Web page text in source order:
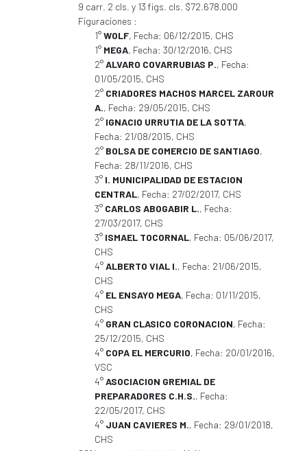
9 carr. 2 cls. y 13 figs. cls. $72.678.000
Figuraciones :
1°WOLF, Fecha: 06/12/2015, CHS
1° MEGA, Fecha: 30/12/2016, CHS
2°ALVARO COVARRUBIAS P., Fecha:
01/05/2015, CHS
2° CRIADORES MACHOS MARCEL ZAROUR
A., Fecha: 29/05/2015, CHS
2° IGNACIO URRUTIA DE LA SOTTA,
Fecha: 21/08/2015, CHS
2° BOLSA DE COMERCIO DE SANTIAGO,
Fecha: 28/11/2016, CHS
3° I. MUNICIPALIDAD DE ESTACION
CENTRAL, Fecha: 27/02/2017, CHS
3° CARLOS ABOGABIR L., Fecha:
27/03/2017, CHS
3° ISMAEL TOCORNAL, Fecha: 05/06/2017,
CHS
4°ALBERTO VIAL I., Fecha: 21/06/2015,
CHS
4° EL ENSAYO MEGA, Fecha: 01/11/2015,
CHS
4° GRAN CLASICO CORONACION, Fecha:
25/12/2015, CHS
4° COPA EL MERCURIO, Fecha: 20/01/2016,
VSC
4°ASOCIACION GREMIAL DE
PREPARADORES C.H.S., Fecha:
22/05/2017, CHS
4° JUAN CAVIERES M., Fecha: 29/01/2018,
CHS